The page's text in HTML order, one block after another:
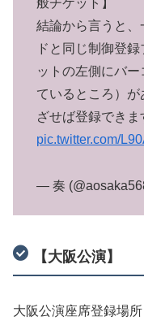
般チケット】
結論から言うと
ドと同じ制御登
ットの左側にバ
ているところ）
ざせば登録でき
pic.twitter.com/
— 奏
【大阪公演】
大阪公演座席登録場